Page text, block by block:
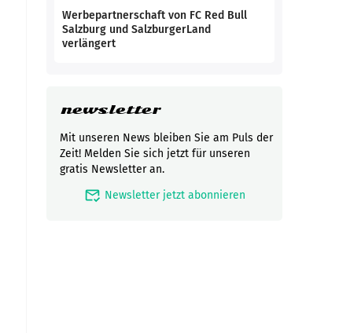
Werbepartnerschaft von FC Red Bull
Salzburg und SalzburgerLand
verlängert
newsletter
Mit unseren News bleiben Sie am Puls der
Zeit! Melden Sie sich jetzt für unseren
gratis Newsletter an.
mark_email_read Newsletter jetzt abonnieren